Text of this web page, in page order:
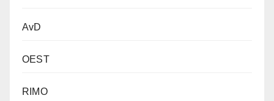
AvD
OEST
RIMO